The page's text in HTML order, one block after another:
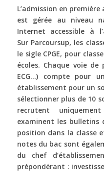
L’admission en
est gérée au niveau
Internet accessible à
Sur Parcoursup, les
le sigle CPGE, pour
écoles. Chaque voie de
ECG…) compte pour
établissement pour un
sélectionner plus de 10
recrutent
examinent les bulletins
position dans la classe
notes du bac sont
du chef
prépondérant :